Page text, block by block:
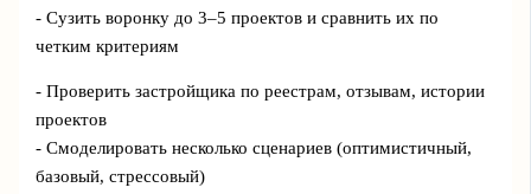
- Сузить воронку до 3–5 проектов и сравнить их по
четким критериям
- Проверить застройщика по реестрам, отзывам, истории
проектов
- Смоделировать несколько сценариев (оптимистичный,
базовый, стрессовый)